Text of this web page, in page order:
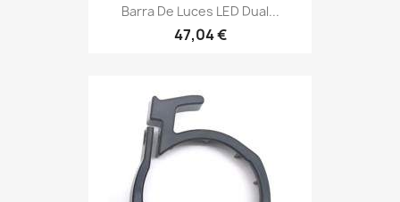
Barra De Luces LED Dual...
47,04 €